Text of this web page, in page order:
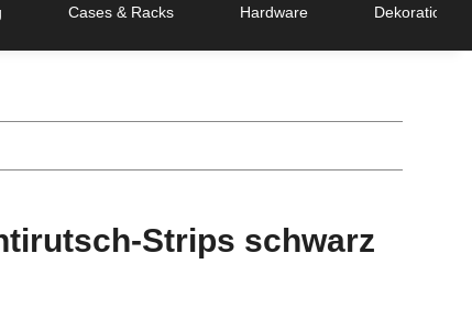
Cases & Racks Hardware Dekoration
Strips schwarz